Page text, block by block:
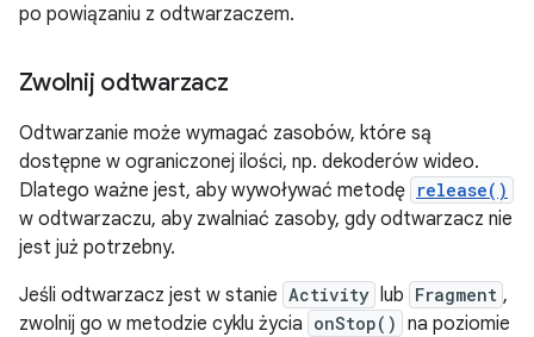
po powiązaniu z odtwarzaczem.
Zwolnij odtwarzacz
Odtwarzanie może wymagać zasobów, które są
dostępne w ograniczonej ilości, np. dekoderów wideo.
Dlatego ważne jest, aby wywoływać metodę release()
w odtwarzaczu, aby zwalniać zasoby, gdy odtwarzacz nie
jest już potrzebny.
Jeśli odtwarzacz jest w stanie Activity lub Fragment ,
zwolnij go w metodzie cyklu życia onStop() na poziomie